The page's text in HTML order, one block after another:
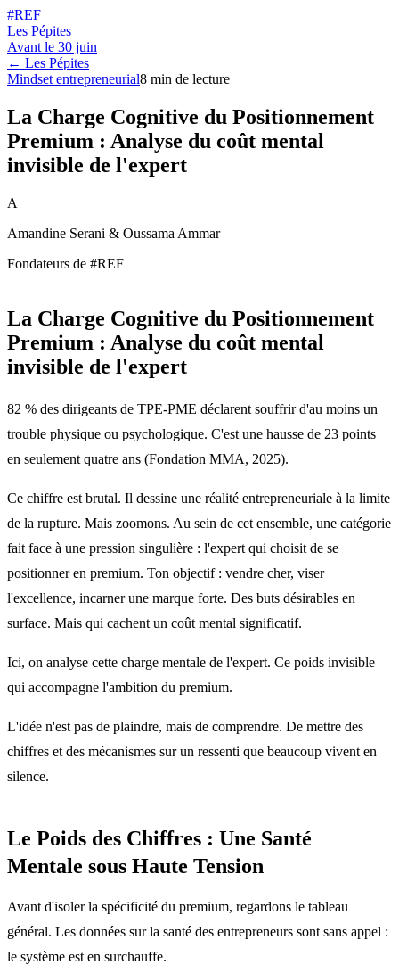
#REF
Les Pépites
Avant le 30 juin
← Les Pépites
Mindset entrepreneurial8 min de lecture
La Charge Cognitive du Positionnement
Premium : Analyse du coût mental
invisible de l'expert
A
Amandine Serani & Oussama Ammar
Fondateurs de #REF
La Charge Cognitive du Positionnement
Premium : Analyse du coût mental
invisible de l'expert
82 % des dirigeants de TPE-PME déclarent souffrir d'au moins un
trouble physique ou psychologique. C'est une hausse de 23 points
en seulement quatre ans (Fondation MMA, 2025).
Ce chiffre est brutal. Il dessine une réalité entrepreneuriale à la limite
de la rupture. Mais zoomons. Au sein de cet ensemble, une catégorie
fait face à une pression singulière : l'expert qui choisit de se
positionner en premium. Ton objectif : vendre cher, viser
l'excellence, incarner une marque forte. Des buts désirables en
surface. Mais qui cachent un coût mental significatif.
Ici, on analyse cette charge mentale de l'expert. Ce poids invisible
qui accompagne l'ambition du premium.
L'idée n'est pas de plaindre, mais de comprendre. De mettre des
chiffres et des mécanismes sur un ressenti que beaucoup vivent en
silence.
Le Poids des Chiffres : Une Santé
Mentale sous Haute Tension
Avant d'isoler la spécificité du premium, regardons le tableau
général. Les données sur la santé des entrepreneurs sont sans appel :
le système est en surchauffe.